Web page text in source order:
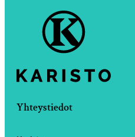
Yhteystiedot